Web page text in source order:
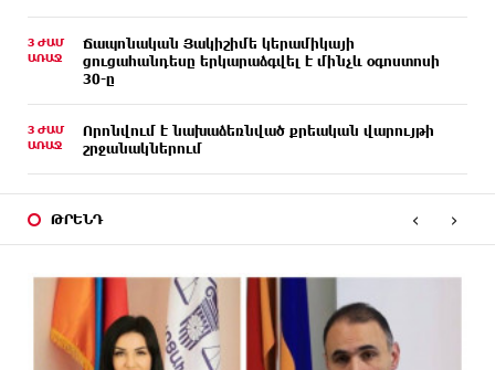
3 ԺԱՄ
ԱՌԱՋ
Ճապոնական Յակիշիմե կերամիկայի
ցուցահանդեսը երկարաձգվել է մինչև օգոստոսի
30-ը
3 ԺԱՄ
ԱՌԱՋ
Որոնվում է նախաձեռնված քրեական վարույթի
շրջանակներում
2 ԺԱՄ
ԱՌԱՋ
Փաշինյանն ու Թրամփը հեռախոսազրույց են
ունեցել
ԱՌԱՋ
Հայաստան
2 ԺԱՄ
ԱՌԱՋ
Սիցիլիայի օդանավակայանը փակվել է Էթնա
հրաբխի ժայթքման պատճառով
ԹՐԵՆԴ ‹ ›